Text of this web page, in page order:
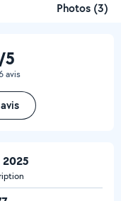
Photos (3)
5
avis